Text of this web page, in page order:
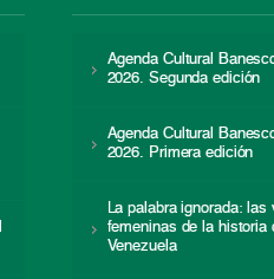
Agenda Cultural
2026. Segunda edición
Agenda Cultural
2026. Primera edición
La palabra ignorada: las
femeninas de la historia
Venezuela